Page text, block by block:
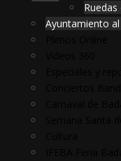
Ruedas
Ayuntamiento al